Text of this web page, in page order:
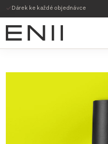
Dárek ke každé objednávce